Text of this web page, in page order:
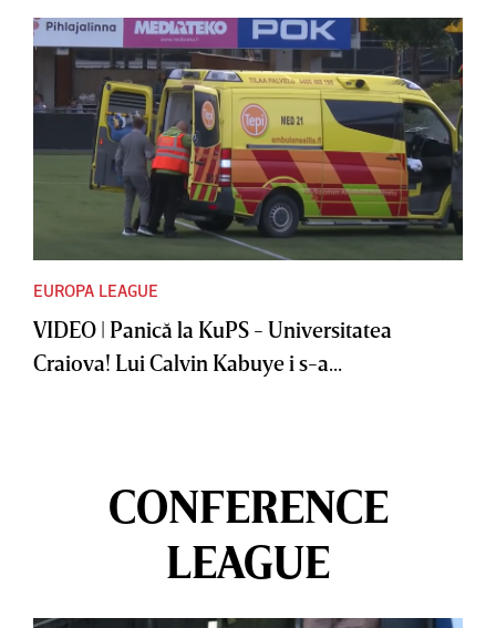
EUROPA LEAGUE
VIDEO | Panică la KuPS - Universitatea
Craiova! Lui Calvin Kabuye i s-a...
CONFERENCE
LEAGUE